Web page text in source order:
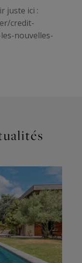
juste ici :
credit-
nouvelles-